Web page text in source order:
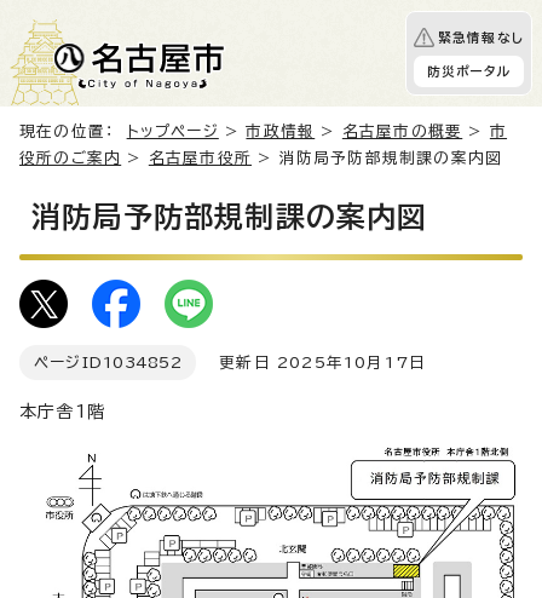
緊急情報なし
防災ポータル
現在の位置： トップページ >市政情報 > 名古屋市の概要 > 市
役所のご案内
> 名古屋市役所 > 消防局予防部規制課の案内図
消防局予防部規制課の案内図
ページID 1034852 更新日 2025年10月17日
本庁舎1階